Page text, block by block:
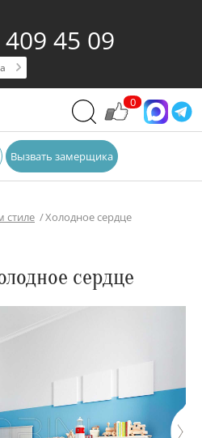
45 09
0
Вызвать замерщика
стиле Холодное сердце
сердце